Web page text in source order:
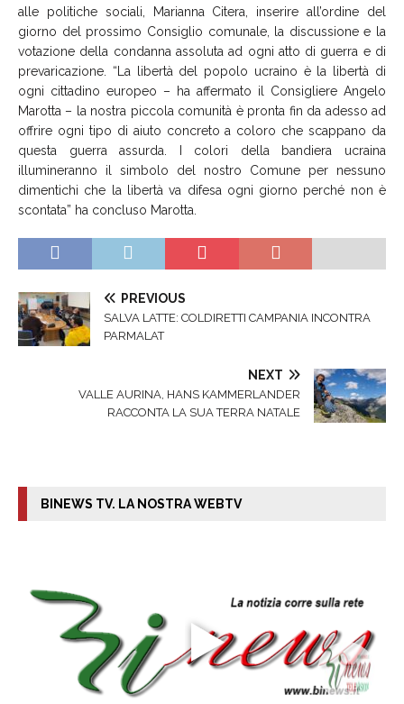
alle politiche sociali, Marianna Citera, inserire all’ordine del
giorno del prossimo Consiglio comunale, la discussione e la
votazione della condanna assoluta ad ogni atto di guerra e di
prevaricazione. “La libertà del popolo ucraino è la libertà di
ogni cittadino europeo – ha affermato il Consigliere Angelo
Marotta – la nostra piccola comunità è pronta fin da adesso ad
offrire ogni tipo di aiuto concreto a coloro che scappano da
questa guerra assurda. I colori della bandiera ucraina
illumineranno il simbolo del nostro Comune per nessuno
dimentichi che la libertà va difesa ogni giorno perché non è
scontata” ha concluso Marotta.
PREVIOUS
SALVA LATTE: COLDIRETTI CAMPANIA INCONTRA
PARMALAT
NEXT
VALLE AURINA, HANS KAMMERLANDER
RACCONTA LA SUA TERRA NATALE
BINEWS TV. LA NOSTRA WEBTV